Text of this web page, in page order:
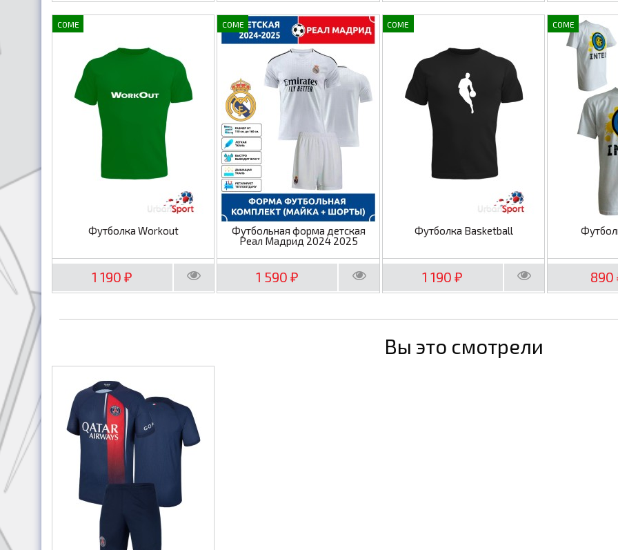
COME
Футболка Workout
1 190₽
COME
Футбольная форма детская
Реал Мадрид 2024 2025
1 590₽
COME
Футболка Basketball
1 190₽
COME
890
Вы это смотрели